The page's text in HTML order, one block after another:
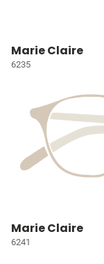
Marie Claire
6235
Marie Claire
6241